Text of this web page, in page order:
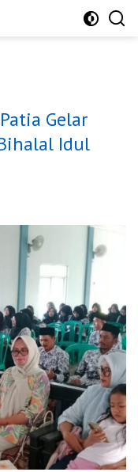
Gelar
Idul